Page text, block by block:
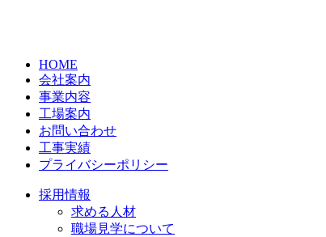
HOME
会社案内
事業内容
工場案内
お問い合わせ
工事実績
プライバシーポリシー
採用情報
求める人材
職場見学について